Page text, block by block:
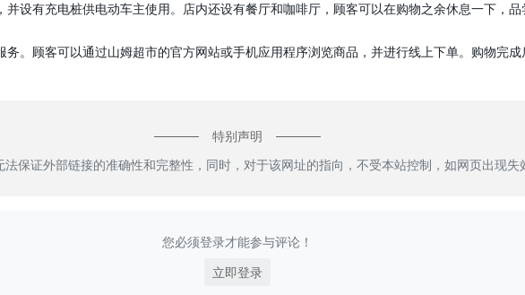
设有充电桩供电动车主使用。店内还设有餐厅和咖啡厅，顾客可以在购物之余休息一下，品
。顾客可以通过山姆超市的官方网站或手机应用程序浏览商品，并进行线上下单。购物完成
特别声明
保证外部链接的准确性和完整性，同时，对于该网址的指向，不受本站控制，如网页出现失
您必须登录才能参与评论！
立即登录